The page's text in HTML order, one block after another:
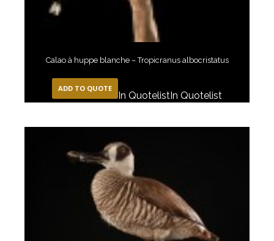
Calao à huppe blanche – Tropicranus albocristatus
ADD TO QUOTE
In Quotelist In Quotelist